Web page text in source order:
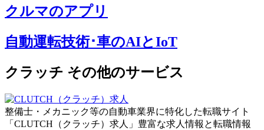
クルマのアプリ
自動運転技術･車のAIとIoT
クラッチ その他のサービス
整備士・メカニック等の自動車業界に特化した転職サイト
「CLUTCH（クラッチ）求人」豊富な求人情報と転職情報